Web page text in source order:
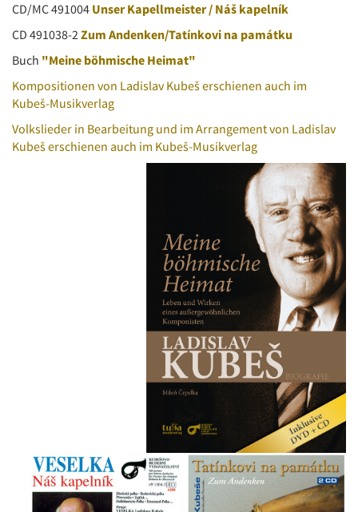
CD/MC 491004 Unser Kapellmeister / Náš kapelník
CD 491038-2Zum Andenken/Tatínkovi na památku
Buch "Meine böhmische Heimat"
Kompositionen von Ladislav Kubeš erschienen auch im
Kubeš-Musikverlag
Volkslieder in Bearbeitung und im Arrangement von Ladislav
Kubeš erschienen auch im Kubeš-Musikverlag